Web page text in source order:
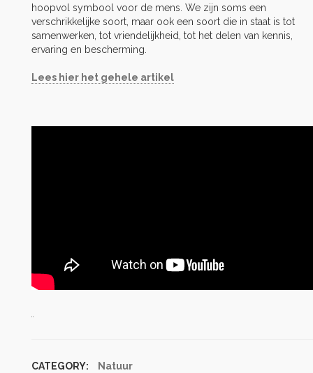
hoopvol symbool voor de mens. We zijn soms een
verschrikkelijke soort, maar ook een soort die in staat is tot
samenwerken, tot vriendelijkheid, tot het delen van kennis,
ervaring en bescherming.
Lees hier het gehele artikel
CATEGORY: Natuur